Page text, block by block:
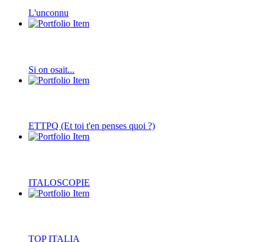
L'unconnu
Si on osait...
ETTPQ (Et toi t'en penses quoi ?)
ITALOSCOPIE
TOP ITALIA